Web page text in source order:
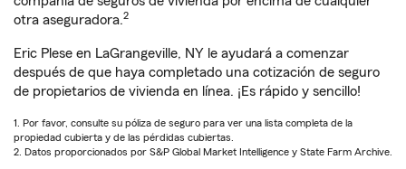
otra aseguradora.2
Eric Plese en LaGrangeville, NY le ayudará a comenzar
después de que haya completado una cotización de seguro
de propietarios de vivienda en línea. ¡Es rápido y sencillo!
1. Por favor, consulte su póliza de seguro para ver una lista completa de la
propiedad cubierta y de las pérdidas cubiertas.
2. Datos proporcionados por S&P Global Market Intelligence y State Farm Archive.